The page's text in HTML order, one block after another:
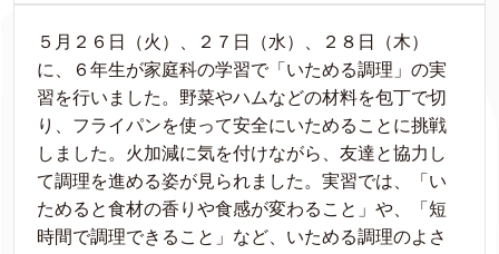
５月２６日（火）、２７日（水）、２８日（木）
に、６年生が家庭科の学習で「いためる調理」の実
習を行いました。野菜やハムなどの材料を包丁で切
り、フライパンを使って安全にいためることに挑戦
しました。火加減に気を付けながら、友達と協力し
て調理を進める姿が見られました。実習では、「い
ためると食材の香りや食感が変わること」や、「短
時間で調理できること」など、いためる調理のよさ